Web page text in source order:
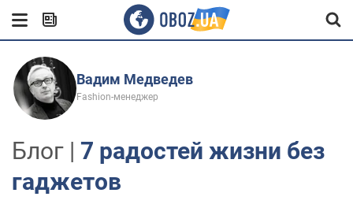
Вадим Медведев
Fashion-менеджер
Блог | 7 радостей жизни без
гаджетов